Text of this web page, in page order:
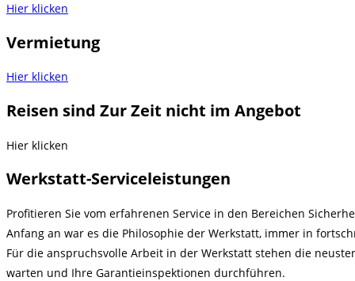
Hier klicken
Vermietung
Hier klicken
Reisen sind Zur Zeit nicht im Angebot
Hier klicken
Werkstatt-Serviceleistungen
Profitieren Sie vom erfahrenen Service in den Bereichen
Anfang an war es die Philosophie der Werkstatt, immer in
Für die anspruchsvolle Arbeit in der Werkstatt stehen die
warten und Ihre Garantieinspektionen durchführen.